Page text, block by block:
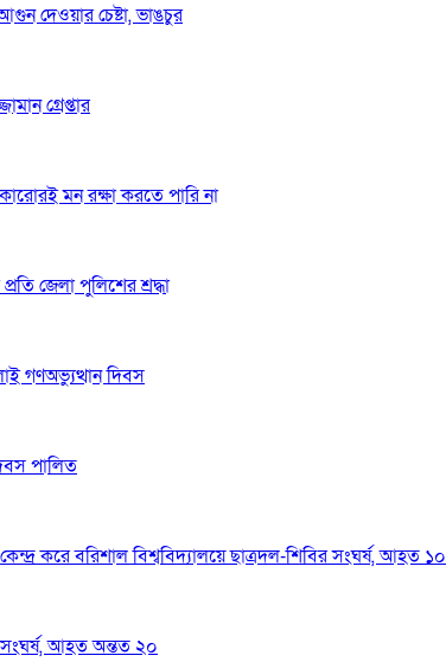
দেওয়ার চেষ্টা, ভাঙচুর
গ্রেপ্তার
মন রক্ষা করতে পারি না
জেলা পুলিশের শ্রদ্ধা
গণঅভ্যুত্থান দিবস
পালিত
করে বরিশাল বিশ্ববিদ্যালয়ে ছাত্রদল-শিবির সংঘর্ষ, আহত ১০
সংঘর্ষ, আহত অন্তত ২০